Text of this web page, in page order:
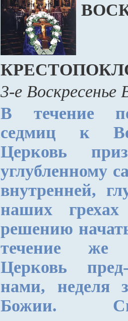
3-е Воскресенье
В течение
седмиц к
Церковь
углубленному
внутренней,
наших
решению
течение же
Церковь
нами, неделя
Божии.